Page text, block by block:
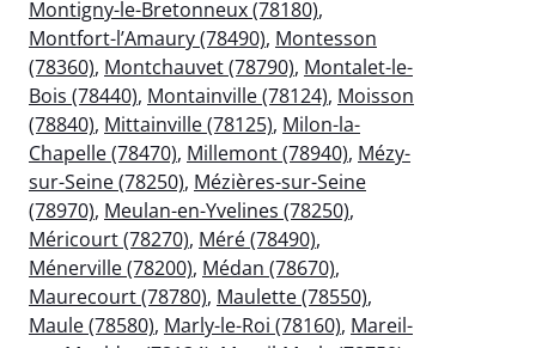
Montigny-le-Bretonneux (78180),
Montfort-l’Amaury (78490), Montesson
(78360), Montchauvet (78790), Montalet-le-
Bois (78440), Montainville (78124), Moisson
(78840), Mittainville (78125), Milon-la-
Chapelle (78470), Millemont (78940), Mézy-
sur-Seine (78250), Mézières-sur-Seine
(78970), Meulan-en-Yvelines (78250),
Méricourt (78270), Méré (78490),
Ménerville (78200), Médan (78670),
Maurecourt (78780), Maulette (78550),
Maule (78580), Marly-le-Roi (78160), Mareil-